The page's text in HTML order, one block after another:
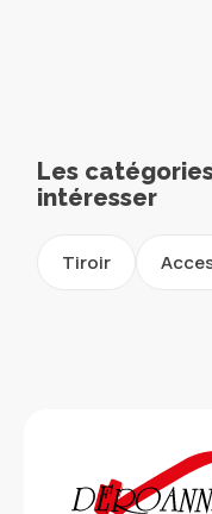
Les
intéresser
Tiroir